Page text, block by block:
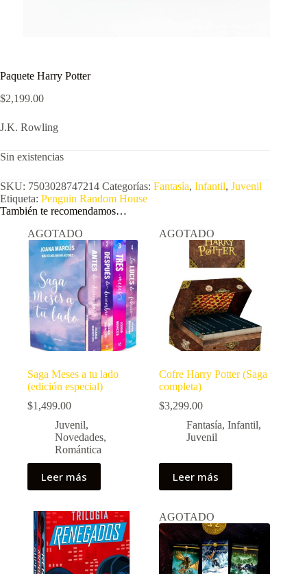
Paquete Harry Potter
$2,199.00
J.K. Rowling
Sin existencias
SKU: 7503028747214 Categorías: Fantasía, Infantil, Juvenil
Etiqueta: Penguin Random House
También te recomendamos…
AGOTADO
Saga Meses a tu lado
(edición especial)
$1,499.00
Juvenil,
Novedades,
Romántica
Leer más
AGOTADO
Cofre Harry Potter (Saga
completa)
$3,299.00
Fantasía,Infantil,
Juvenil
Leer más
AGOTADO